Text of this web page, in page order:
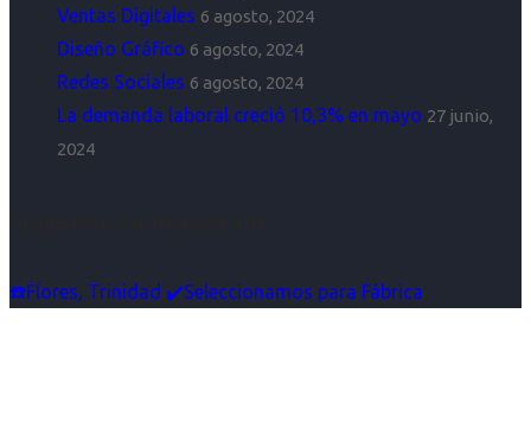
Ventas Digitales 6 agosto, 2024
Diseño Gráfico 6 agosto, 2024
Redes Sociales 6 agosto, 2024
La demanda laboral creció 10,3% en mayo 27 junio,
2024
☎️Flores, Trinidad ✔️Seleccionamos para Fábrica